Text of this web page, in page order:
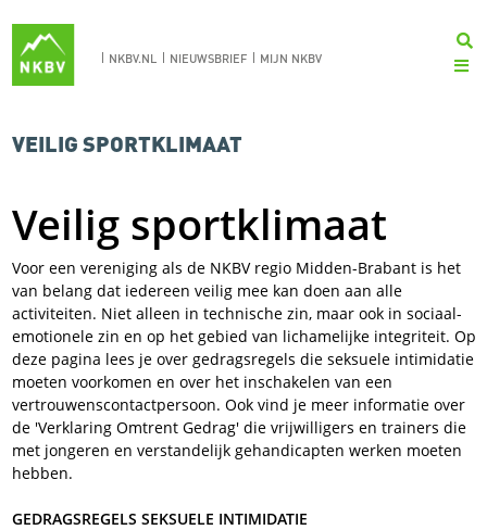
NKBV.NL NIEUWSBRIEF MIJN NKBV
VEILIG SPORTKLIMAAT
Veilig sportklimaat
Voor een vereniging als de NKBV regio Midden-Brabant is het
van belang dat iedereen veilig mee kan doen aan alle
activiteiten. Niet alleen in technische zin, maar ook in sociaal-
emotionele zin en op het gebied van lichamelijke integriteit. Op
deze pagina lees je over gedragsregels die seksuele intimidatie
moeten voorkomen en over het inschakelen van een
vertrouwenscontactpersoon. Ook vind je meer informatie over
de 'Verklaring Omtrent Gedrag' die vrijwilligers en trainers die
met jongeren en verstandelijk gehandicapten werken moeten
hebben.
GEDRAGSREGELS SEKSUELE INTIMIDATIE